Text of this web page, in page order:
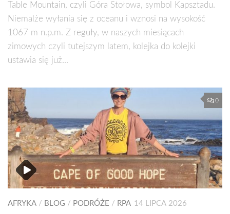
Table Mountain, czyli Góra Stołowa, symbol Kapsztadu.
Niemalże wyłania się z oceanu i wznosi na wysokość
1067 m n.p.m. Z reguły, w naszych miesiącach
zimowych czyli tutejszym latem, kolejka do kolejki
ustawia się już...
0
AFRYKA / BLOG / PODRÓŻE / RPA 14 LIPCA 2026